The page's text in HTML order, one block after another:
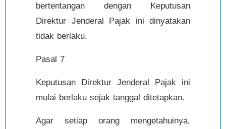
bertentangan dengan Keputusan
Direktur Jenderal Pajak ini dinyatakan
tidak berlaku.
Pasal 7
Keputusan Direktur Jenderal Pajak ini
mulai berlaku sejak tanggal ditetapkan.
Agar setiap orang mengetahuinya,